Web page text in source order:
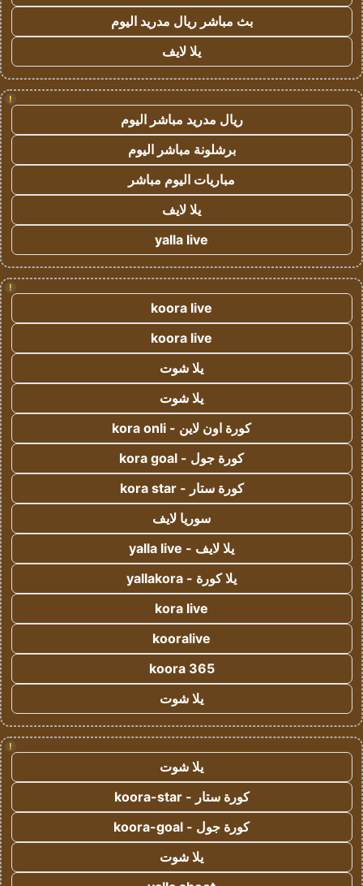
بث مباشر ريال مدريد اليوم
يلا لايف
!
ريال مدريد مباشر اليوم
برشلونة مباشر اليوم
مباريات اليوم مباشر
يلا لايف
yalla live
!
koora live
koora live
يلا شوت
يلا شوت
كورة اون لاين - kora onli
كورة جول - kora goal
كورة ستار - kora star
سوريا لايف
يلا لايف - yalla live
يلا كورة - yallakora
kora live
kooralive
koora 365
يلا شوت
!
يلا شوت
كورة ستار - koora-star
كورة جول - koora-goal
يلا شوت